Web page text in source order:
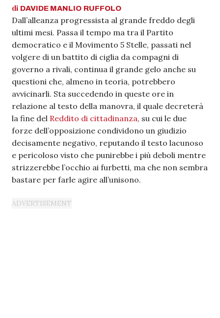
di DAVIDE MANLIO RUFFOLO
Dall’alleanza progressista al grande freddo degli
ultimi mesi. Passa il tempo ma tra il Partito
democratico e il Movimento 5 Stelle, passati nel
volgere di un battito di ciglia da compagni di
governo a rivali, continua il grande gelo anche su
questioni che, almeno in teoria, potrebbero
avvicinarli. Sta succedendo in queste ore in
relazione al testo della manovra, il quale decreterà
la fine del Reddito di cittadinanza, su cui le due
forze dell’opposizione condividono un giudizio
decisamente negativo, reputando il testo lacunoso
e pericoloso visto che punirebbe i più deboli mentre
strizzerebbe l’occhio ai furbetti, ma che non sembra
bastare per farle agire all’unisono.